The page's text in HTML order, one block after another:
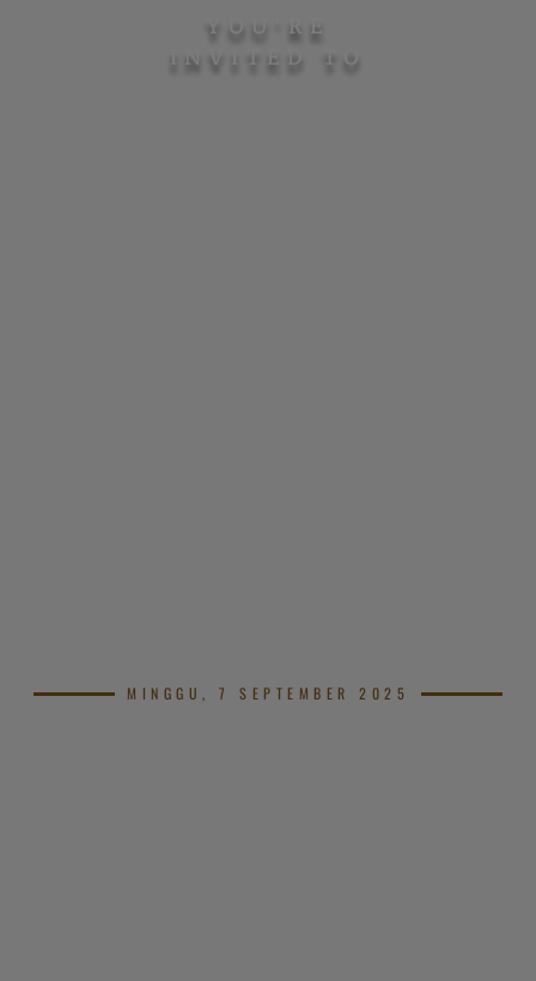
YOU'RE
INVITED TO
MINGGU, 7 SEPTEMBER 2025